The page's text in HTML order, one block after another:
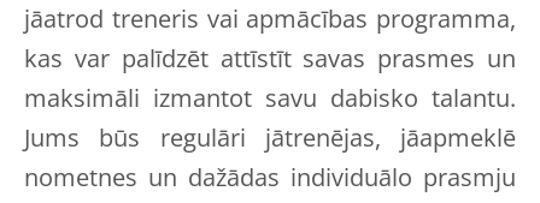
jāatrod treneris vai apmācības programma,
kas var palīdzēt attīstīt savas prasmes un
maksimāli izmantot savu dabisko talantu.
Jums būs regulāri jātrenējas, jāapmeklē
nometnes un dažādas individuālo prasmju